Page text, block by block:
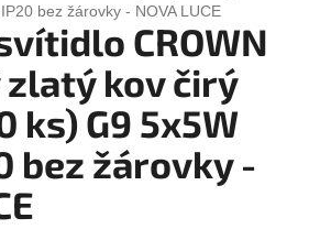
bez žárovky - NOVA LUCE
CROWN
kov čirý
ks) G9 5x5W
bez žárovky -